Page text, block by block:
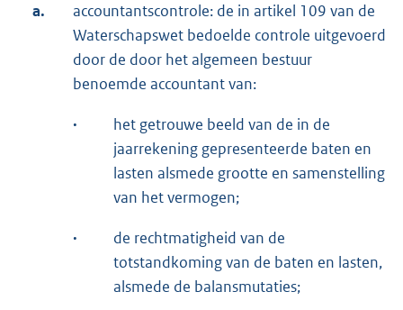
a.
accountantscontrole: de in artikel 109 van de
Waterschapswet bedoelde controle uitgevoerd
door de door het algemeen bestuur
benoemde accountant van:
·
het getrouwe beeld van de in de
jaarrekening gepresenteerde baten en
lasten alsmede grootte en samenstelling
van het vermogen;
·
de rechtmatigheid van de
totstandkoming van de baten en lasten,
alsmede de balansmutaties;